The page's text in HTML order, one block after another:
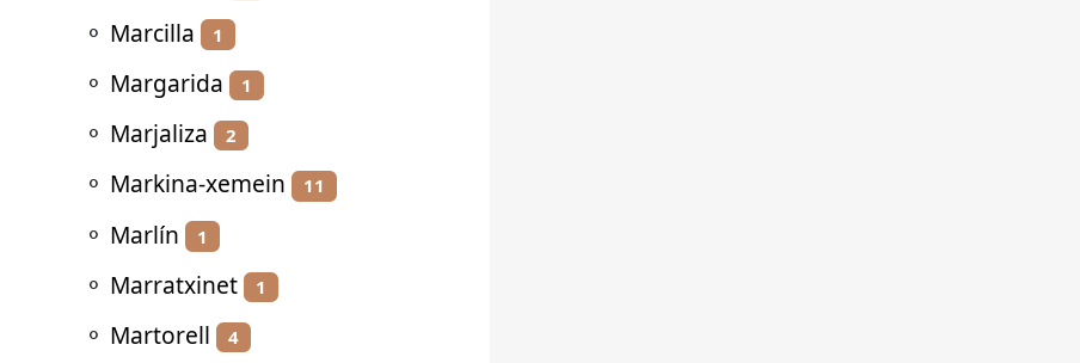
⚬ Marcilla 1
⚬ Margarida 1
⚬ Marjaliza 2
⚬ Markina-xemein 11
⚬ Marlín 1
⚬ Marratxinet 1
⚬ Martorell 4